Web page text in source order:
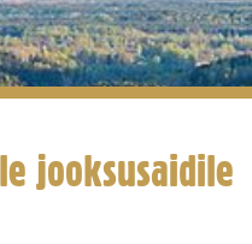
jooksusaidile